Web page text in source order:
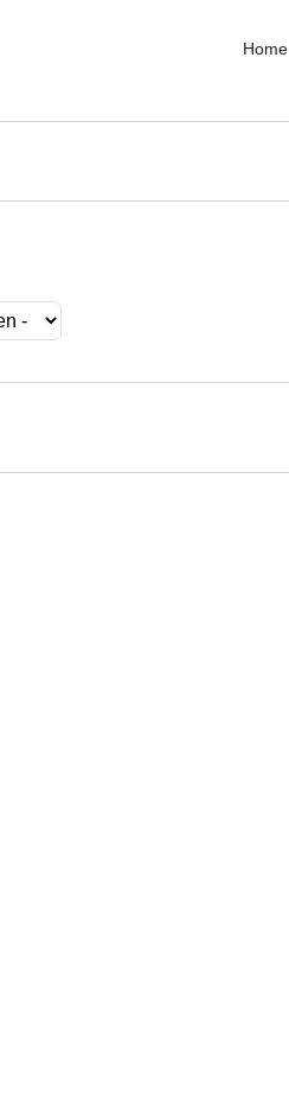
Home